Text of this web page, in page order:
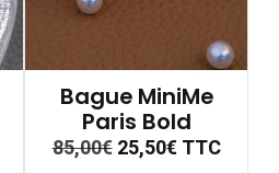
Bague MiniMe
Paris Bold
85,00€ 25,50€TTC